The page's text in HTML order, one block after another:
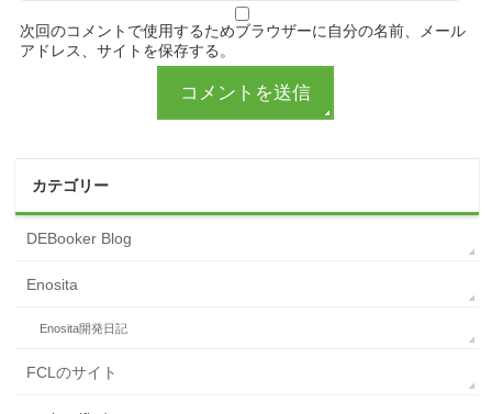
次回のコメントで使用するためブラウザーに自分の名前、メール
アドレス、サイトを保存する。
カテゴリー
DEBooker Blog
Enosita
Enosita開発日記
FCLのサイト